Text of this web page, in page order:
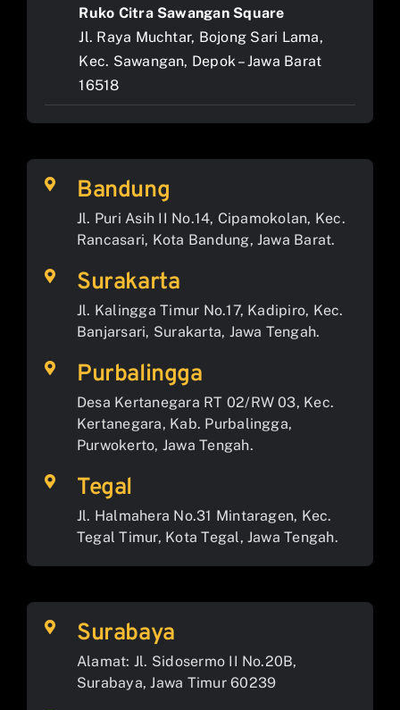
Ruko Citra Sawangan Square
Jl. Raya Muchtar, Bojong Sari Lama,
Kec. Sawangan, Depok – Jawa Barat
16518
Bandung
Jl. Puri Asih II No.14, Cipamokolan, Kec.
Rancasari, Kota Bandung, Jawa Barat.
Surakarta
Jl. Kalingga Timur No.17, Kadipiro, Kec.
Banjarsari, Surakarta, Jawa Tengah.
Purbalingga
Desa Kertanegara RT 02/RW 03, Kec.
Kertanegara, Kab. Purbalingga,
Purwokerto, Jawa Tengah.
Tegal
Jl. Halmahera No.31 Mintaragen, Kec.
Tegal Timur, Kota Tegal, Jawa Tengah.
Surabaya
Alamat: Jl. Sidosermo II No.20B,
Surabaya, Jawa Timur 60239